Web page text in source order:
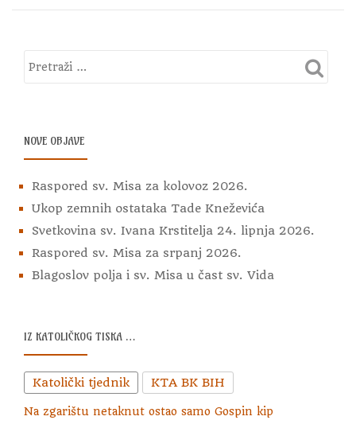
NOVE OBJAVE
Raspored sv. Misa za kolovoz 2026.
Ukop zemnih ostataka Tade Kneževića
Svetkovina sv. Ivana Krstitelja 24. lipnja 2026.
Raspored sv. Misa za srpanj 2026.
Blagoslov polja i sv. Misa u čast sv. Vida
IZ KATOLIČKOG TISKA …
Katolički tjednik KTA BK BIH
Na zgarištu netaknut ostao samo Gospin kip